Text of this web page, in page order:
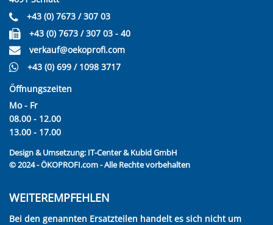
+43 (0) 7673 / 307 03
+43 (0) 7673 / 307 03 - 40
verkauf@oekoprofi.com
+43 (0) 699 / 1098 3717
Öffnungszeiten
Mo - Fr
08.00 - 12.00
13.00 - 17.00
Design & Umsetzung: IT-Center & Kubid GmbH
© 2024 - ÖKOPROFI.com - Alle Rechte vorbehalten
WEITEREMPFEHLEN
Bei den genannten Ersatzteilen handelt es sich nicht um